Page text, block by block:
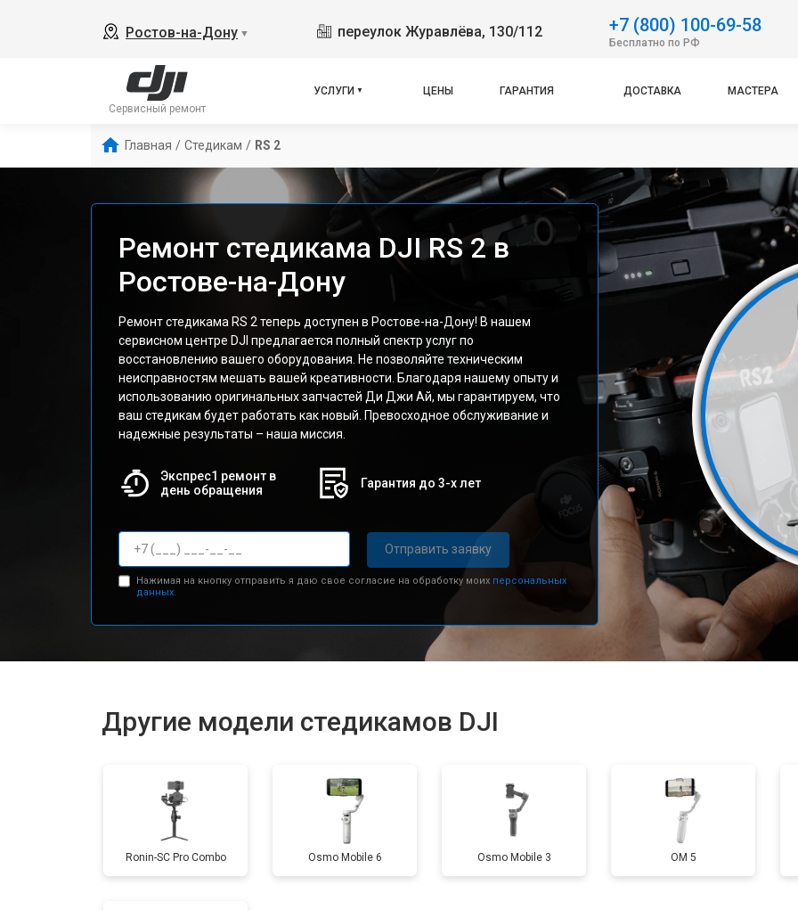
Ростов-на-Дону ▼ переулок Журавлёва, 130/112 +7 (800) 100-69-58
Бесплатно по РФ
Сервисный ремонт
УСЛУГИ ЦЕНЫ ГАРАНТИЯ ДОСТАВКА МАСТЕРА
Главная / Стедикам / RS 2
Ремонт стедикама DJI RS 2 в
Ростове-на-Дону
Ремонт стедикама RS 2 теперь доступен в Ростове-на-Дону! В нашем
сервисном центре DJI предлагается полный спектр услуг по
восстановлению вашего оборудования. Не позволяйте техническим
неисправностям мешать вашей креативности. Благодаря нашему опыту и
использованию оригинальных запчастей Ди Джи Ай, мы гарантируем, что
ваш стедикам будет работать как новый. Превосходное обслуживание и
надежные результаты – наша миссия.
Экспрес1 ремонт в
день обращения
Гарантия до 3-х лет
Отправить заявку
Нажимая на кнопку отправить я даю свое согласие на обработку моих персональных
данных.
Другие модели стедикамов DJI
Ronin-SC Pro Combo Osmo Mobile 6 Osmo Mobile 3 OM 5